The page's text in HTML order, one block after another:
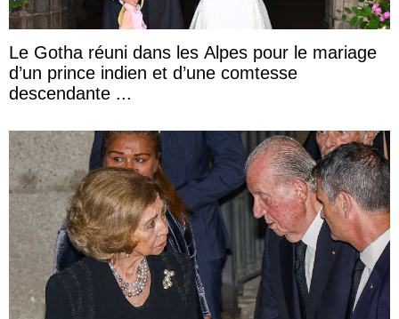
Le Gotha réuni dans les Alpes pour le mariage
d’un prince indien et d’une comtesse
descendante ...